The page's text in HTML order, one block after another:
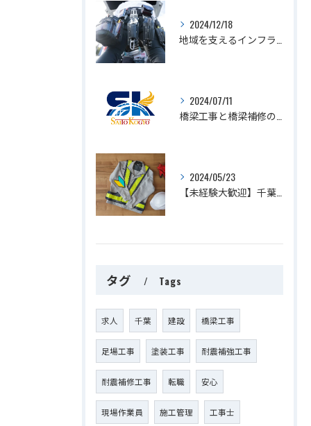
2024/12/18
2024/07/11
2024/05/23
タグ Tags
求人 千葉 建設 橋梁工事
足場工事 塗装工事 耐震補強工事
耐震補修工事 転職 安心
現場作業員 施工管理 工事士